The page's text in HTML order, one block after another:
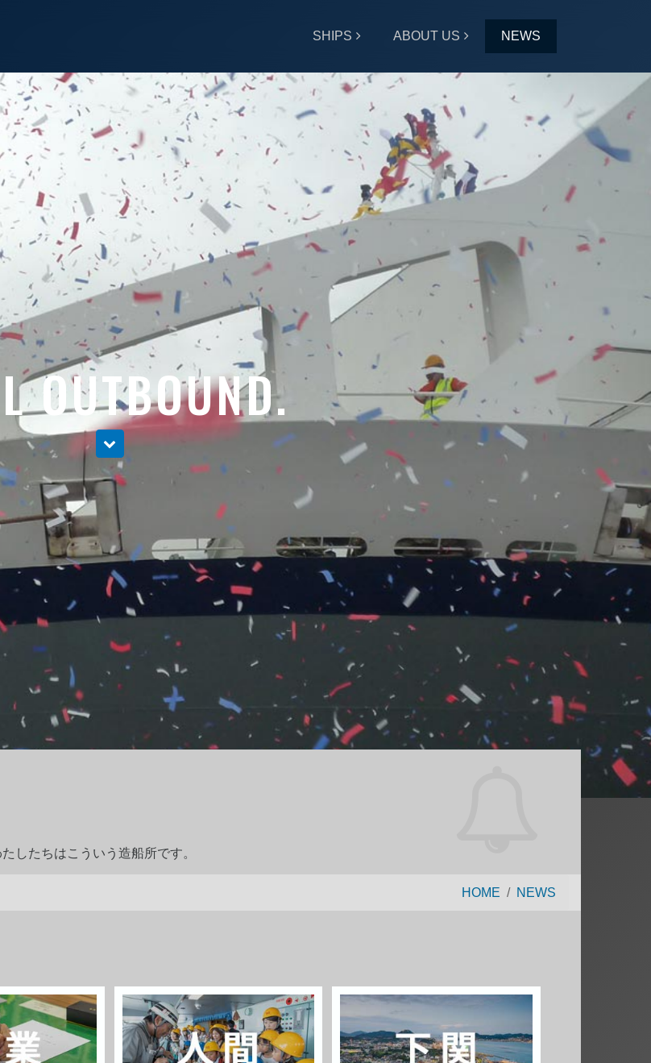
SHIPS ABOUT US NEWS
OUTBOUND.
したちはこういう造船所です。
HOME NEWS